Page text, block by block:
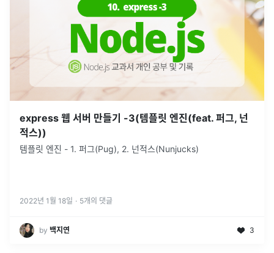
express 웹 서버 만들기 -3(템플릿 엔진(feat. 퍼그, 넌
적스))
템플릿 엔진 - 1. 퍼그(Pug), 2. 넌적스(Nunjucks)
2022년 1월 18일 · 5개의 댓글
by 백지연 3